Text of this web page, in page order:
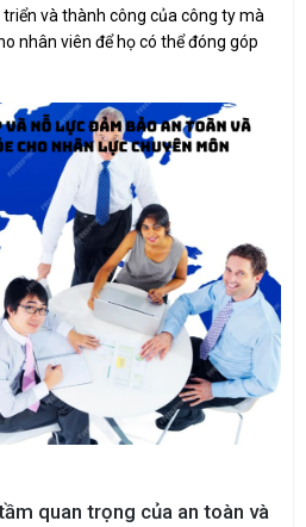
và thành công của công ty mà
nhân viên để họ có thể đóng góp
quan trọng của an toàn và